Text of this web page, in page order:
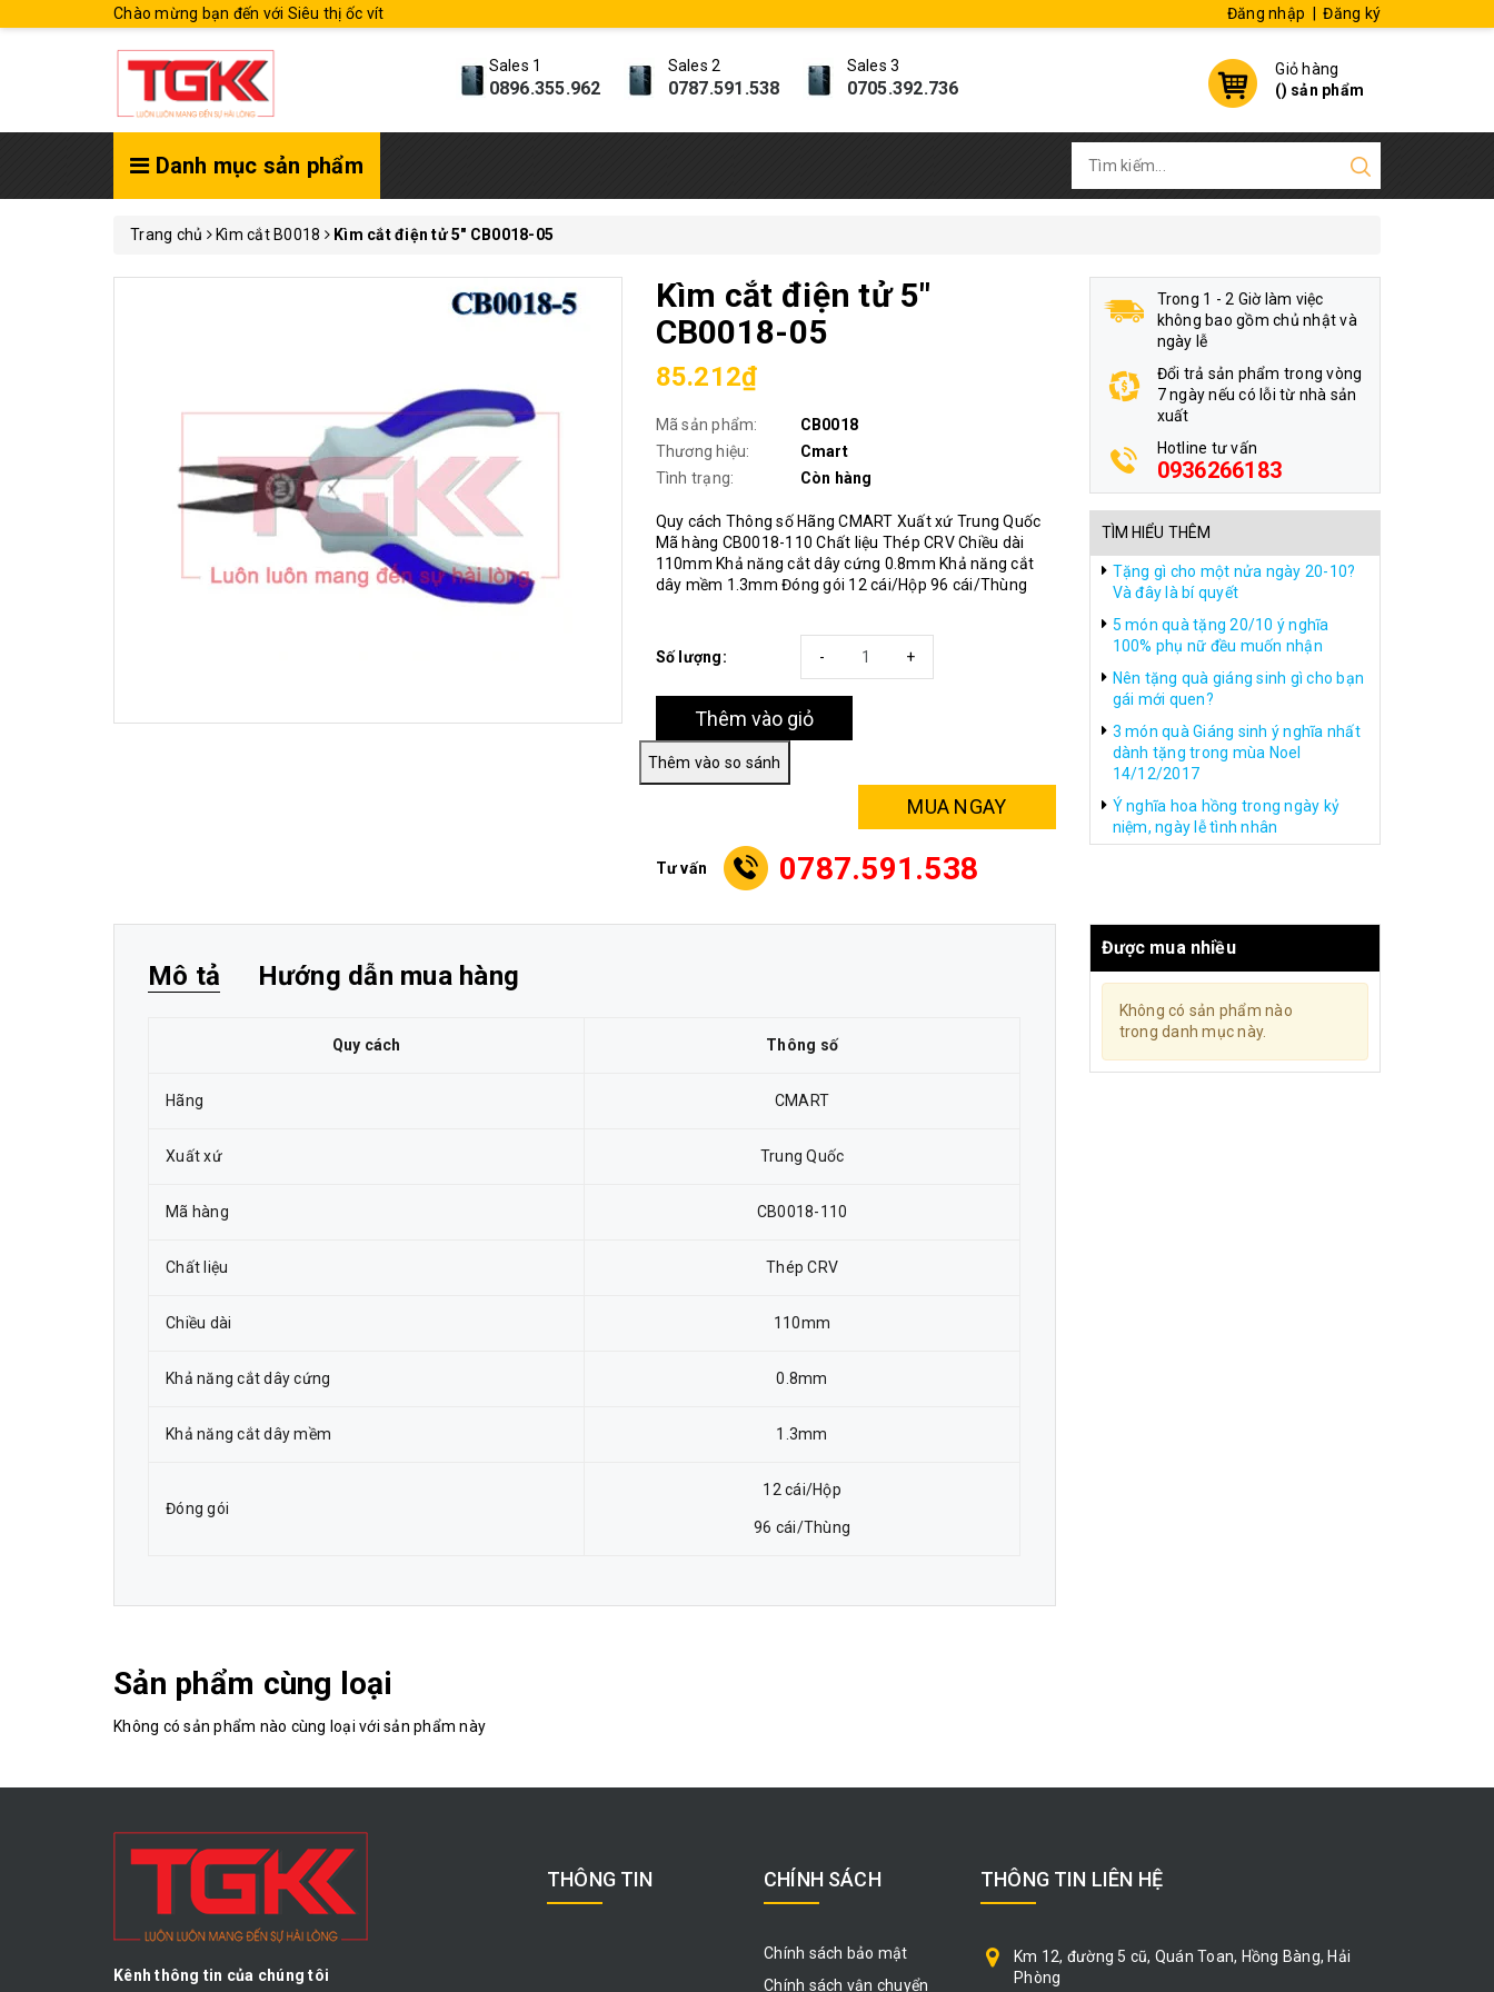
Chào mừng bạn đến với Siêu thị ốc vít Đăng nhập Đăng ký
Sales 1
0896.355.962
Sales 2
0787.591.538
Sales 3
0705.392.736
Giỏ hàng
() sản phẩm
Danh mục sản phẩm
Trang chủ Kìm cắt B0018 Kìm cắt điện tử 5" CB0018-05
Kìm cắt điện tử 5"
CB0018-05
85.212₫
Mã sản phẩm:
CB0018
Thương hiệu:
Cmart
Tình trạng:
Còn hàng
Quy cách Thông số Hãng CMART Xuất xứ Trung Quốc
Mã hàng CB0018-110 Chất liệu Thép CRV Chiều dài
110mm Khả năng cắt dây cứng 0.8mm Khả năng cắt
dây mềm 1.3mm Đóng gói 12 cái/Hộp 96 cái/Thùng
Số lượng: +
-
Thêm vào giỏ
MUA NGAY
Tư vấn 0787.591.538
Trong 1 - 2 Giờ làm việc
không bao gồm chủ nhật và
ngày lễ
Đổi trả sản phẩm trong vòng
7 ngày nếu có lỗi từ nhà sản
xuất
Hotline tư vấn
0936266183
TÌM HIỂU THÊM
Tặng gì cho một nửa ngày 20-10?
Và đây là bí quyết
5 món quà tặng 20/10 ý nghĩa
100% phụ nữ đều muốn nhận
Nên tặng quà giáng sinh gì cho bạn
gái mới quen?
3 món quà Giáng sinh ý nghĩa nhất
dành tặng trong mùa Noel
14/12/2017
Ý nghĩa hoa hồng trong ngày kỷ
niệm, ngày lễ tình nhân
Mô tả Hướng dẫn mua hàng
Quy cách Thông số
Hãng CMART
Xuất xứ Trung Quốc
Mã hàng CB0018-110
Chất liệu Thép CRV
Chiều dài 110mm
Khả năng cắt dây cứng 0.8mm
Khả năng cắt dây mềm 1.3mm
Đóng gói
12 cái/Hộp
96 cái/Thùng
Được mua nhiều
Không có sản phẩm nào
trong danh mục này.
Sản phẩm cùng loại
Không có sản phẩm nào cùng loại với sản phẩm này
Kênh thông tin của chúng tôi
THÔNG TIN CHÍNH SÁCH
Chính sách bảo mật
Chính sách vận chuyển
THÔNG TIN LIÊN HỆ
Km 12, đường 5 cũ, Quán Toan, Hồng Bàng, Hải
Phòng